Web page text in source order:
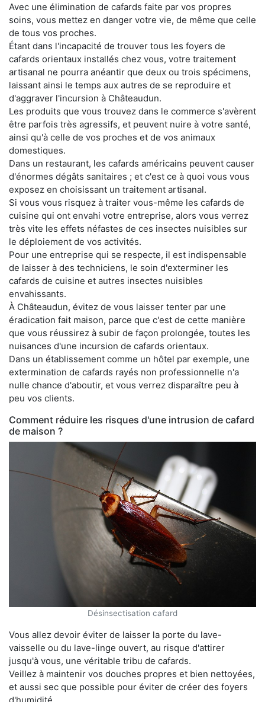
Avec une élimination de cafards faite par vos propres
soins, vous mettez en danger votre vie, de même que celle
de tous vos proches.
Étant dans l'incapacité de trouver tous les foyers de
cafards orientaux installés chez vous, votre traitement
artisanal ne pourra anéantir que deux ou trois spécimens,
laissant ainsi le temps aux autres de se reproduire et
d'aggraver l'incursion à Châteaudun.
Les produits que vous trouvez dans le commerce s'avèrent
être parfois très agressifs, et peuvent nuire à votre santé,
ainsi qu'à celle de vos proches et de vos animaux
domestiques.
Dans un restaurant, les cafards américains peuvent causer
d'énormes dégâts sanitaires ; et c'est ce à quoi vous vous
exposez en choisissant un traitement artisanal.
Si vous vous risquez à traiter vous-même les cafards de
cuisine qui ont envahi votre entreprise, alors vous verrez
très vite les effets néfastes de ces insectes nuisibles sur
le déploiement de vos activités.
Pour une entreprise qui se respecte, il est indispensable
de laisser à des techniciens, le soin d'exterminer les
cafards de cuisine et autres insectes nuisibles
envahissants.
À Châteaudun, évitez de vous laisser tenter par une
éradication fait maison, parce que c'est de cette manière
que vous réussirez à subir de façon prolongée, toutes les
nuisances d'une incursion de cafards orientaux.
Dans un établissement comme un hôtel par exemple, une
extermination de cafards rayés non professionnelle n'a
nulle chance d'aboutir, et vous verrez disparaître peu à
peu vos clients.
Comment réduire les risques d'une intrusion de cafard
de maison ?
Désinsectisation cafard
Vous allez devoir éviter de laisser la porte du lave-
vaisselle ou du lave-linge ouvert, au risque d'attirer
jusqu'à vous, une véritable tribu de cafards.
Veillez à maintenir vos douches propres et bien nettoyées,
et aussi sec que possible pour éviter de créer des foyers